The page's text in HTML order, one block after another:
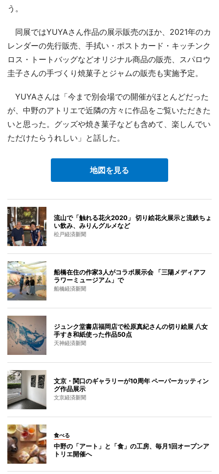
う。
同展ではYUYAさん作品の展示販売のほか、2021年のカ
レンダーの先行販売、手拭い・ポストカード・キッチンク
ロス・トートバッグなどオリジナル商品の販売、スパロウ
圭子さんの手づくり焼菓子とジャムの販売も実施予定。
YUYAさんは「今まで別会場での開催がほとんどだった
が、中野のアトリエで近隣の方々に作品をご覧いただきた
いと思った。グッズや焼き菓子なども含めて、楽しんでい
ただけたらうれしい」と話した。
地図を見る
流山で「触れる花火2020」 切り絵花火展示と流鉄ちょ
い飲み、みりんグルメなど
松戸経済新聞
船橋在住の作家3人がコラボ展示会 「三陽メディアフ
ラワーミュージアム」で
船橋経済新聞
ジュンク堂書店福岡店で松原真紀さんの切り絵展 八女
手すき和紙使った作品50点
天神経済新聞
文京・関口のギャラリーが10周年 ペーパーカッティン
グ作品展示
文京経済新聞
食べる
中野の「アート」と「食」の工房、毎月1回オープンア
トリエ開催へ